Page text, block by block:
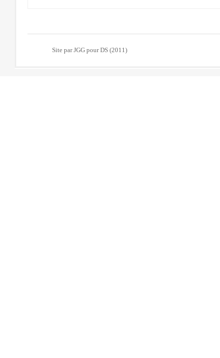
Site par JGG pour DS (2011)